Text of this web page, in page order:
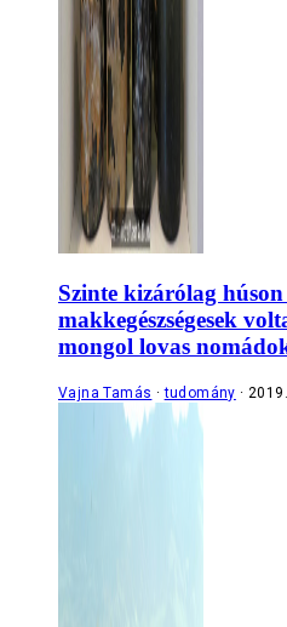
Szinte kizárólag
makkegészségesek
mongol lovas
Vajna Tamás tudomány